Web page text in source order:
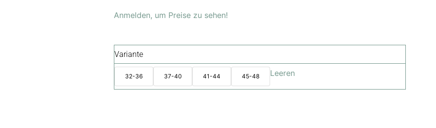
Anmelden, um Preise zu sehen!
Variante
32-36 37-40 41-44 45-48 Leeren